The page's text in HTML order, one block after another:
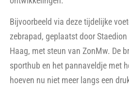
Bijvoorbeeld via deze tijdelijke
zebrapad, geplaatst door Staedion
Haag, met steun van ZonMw. De
sporthub en het pannaveldje met
hoeven nu niet meer langs een